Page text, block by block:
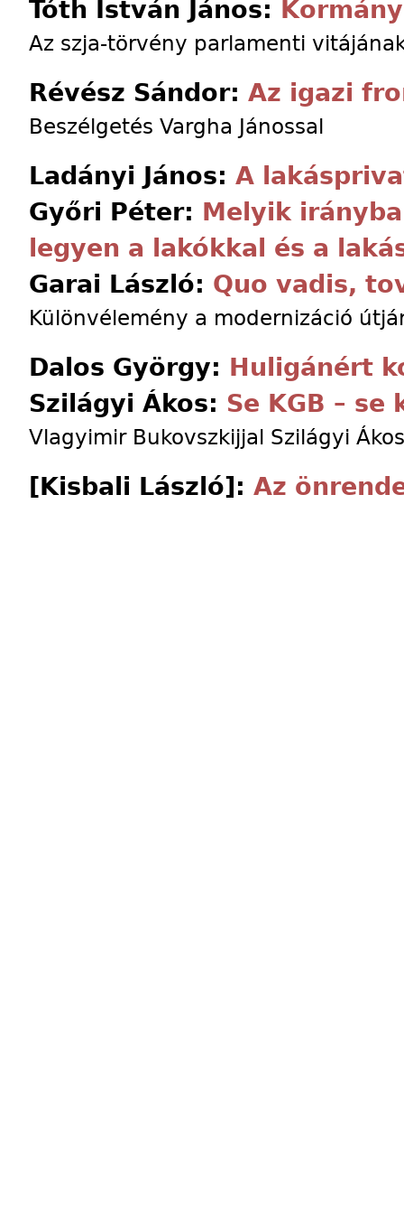
Tóth István János:
Az szja-törvény parlamenti
Révész Sándor: Az igazi
Beszélgetés Vargha Jánossal
Ladányi János: A
Győri Péter: Melyik
legyen a lakókkal és a
Garai László: Quo vadis,
Különvélemény a modernizáció
Dalos György: Huligánért
Szilágyi Ákos: Se KGB – se
Vlagyimir Bukovszkijjal Szilágyi
[Kisbali László]: Az